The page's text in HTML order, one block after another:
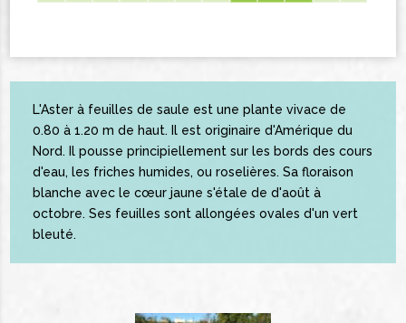
L'Aster à feuilles de saule est une plante vivace de
0.80 à 1.20 m de haut. Il est originaire d'Amérique du
Nord. Il pousse principiellement sur les bords des cours
d'eau, les friches humides, ou roselières. Sa floraison
blanche avec le cœur jaune s'étale de d'août à
octobre. Ses feuilles sont allongées ovales d'un vert
bleuté.